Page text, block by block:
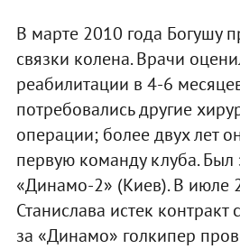
В марте 2010 года Богушу
связки колена. Врачи
реабилитации в 4-6
потребовались другие
операции; более двух лет
первую команду клуба. Был
«Динамо-2» (Киев). В июле
Станислава истек контракт
за «Динамо» голкипер